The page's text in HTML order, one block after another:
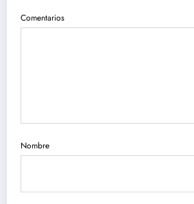
Comentarios
Nombre